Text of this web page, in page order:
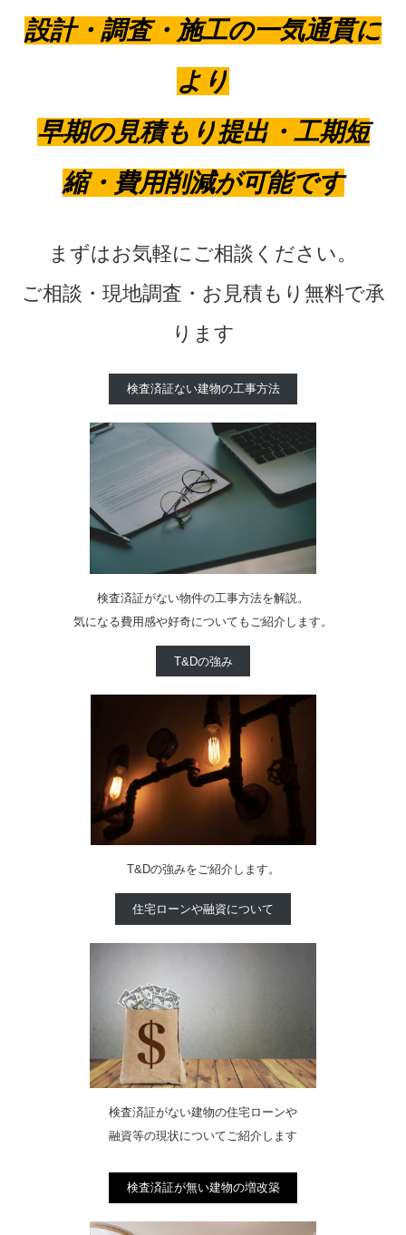
設計・調査・施工の一気通貫に
より
早期の見積もり提出・工期短
縮・費用削減が可能です
まずはお気軽にご相談ください。
ご相談・現地調査・お見積もり無料で承
ります
検査済証ない建物の工事方法
検査済証がない物件の工事方法を解説。
気になる費用感や好奇についてもご紹介します。
T&Dの強み
T&Dの強みをご紹介します。
住宅ローンや融資について
検査済証がない建物の住宅ローンや
融資等の現状についてご紹介します
検査済証が無い建物の増改築